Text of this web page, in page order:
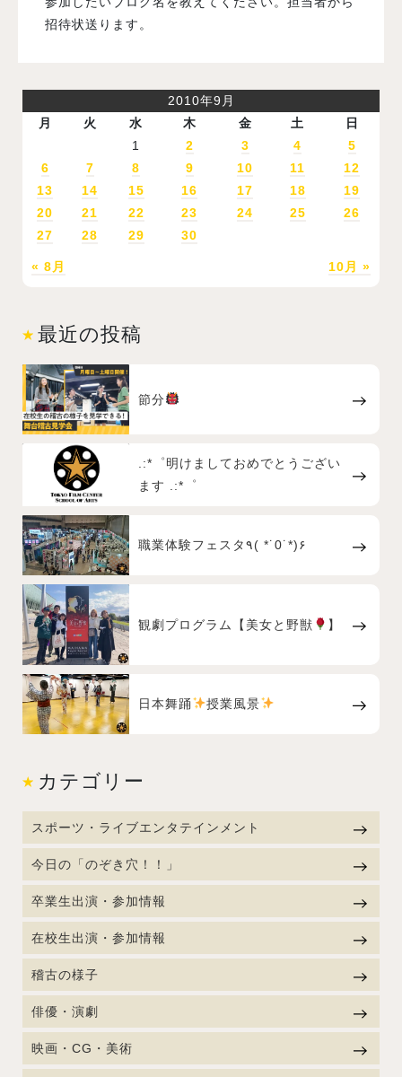
招待状送ります。
2010年9月
月
火 水 木 金 土 日
« 8月 10月 »
1 2 3 4
5
6
7 8 9 10 11
12
13
14 15 16 17 18
19
20
21 22 23 24 25
26
27
28 29 30
最近の投稿
節分
.:*゜明けましておめでとうござい
ます .:*゜
職業体験フェスタ٩( *˙0˙*)۶
観劇プログラム【美女と野獣 】
日本舞踊 授業風景
カテゴリー
スポーツ・ライブエンタテインメント
今日の「のぞき穴！！」
卒業生出演・参加情報
在校生出演・参加情報
稽古の様子
俳優・演劇
映画・CG・美術